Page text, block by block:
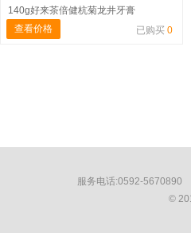
140g好来茶倍健杭菊龙井牙膏
查看价格
已购买 0
服务电话:0592-
©